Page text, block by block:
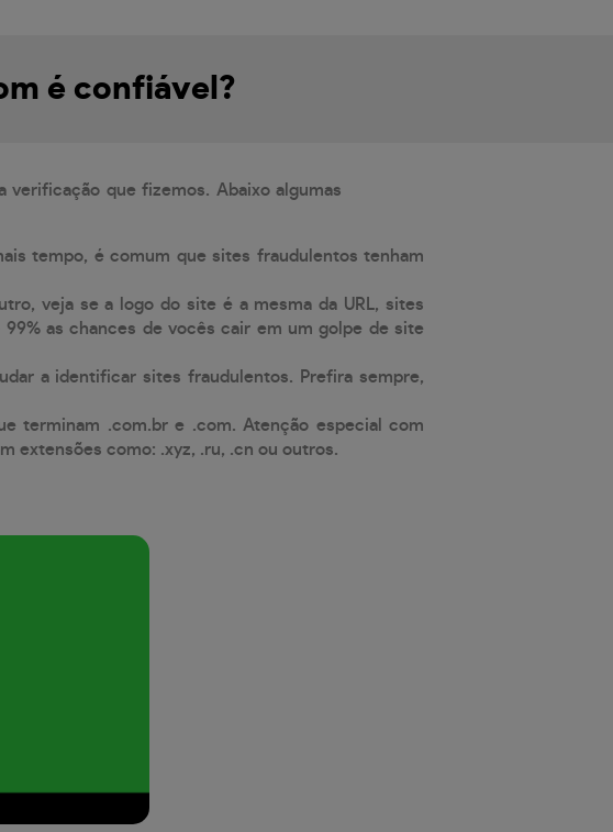
é confiável?
verificação que fizemos. Abaixo algumas
tempo, é comum que sites fraudulentos tenham
veja se a logo do site é a mesma da URL, sites
as chances de vocês cair em um golpe de site
a identificar sites fraudulentos. Prefira sempre,
terminam .com.br e .com. Atenção especial com
extensões como: .xyz, .ru, .cn ou outros.